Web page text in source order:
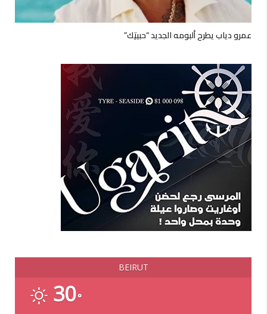
عمرو دياب يطرح ألبومه الجديد “حبيتِك”
BEIRUT
30°